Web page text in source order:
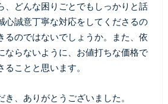
、どんな困りごとでもしっかりと話
心誠意丁寧な対応をしてくださるの
るのではないでしょうか。また、依
ならないように、お値打ちな価格で
ことと思います。
、ありがとうございました。